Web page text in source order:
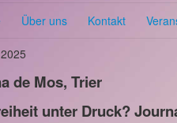
Über uns Kontakt
de Mos, Trier
unter Druck?